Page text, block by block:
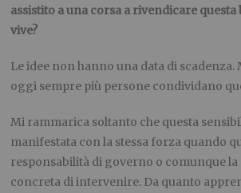
assistito a una corsa a rivendicare questa
vive?
Le idee non hanno una data di scadenza.
oggi sempre più persone condividano
Mi rammarica soltanto che questa
manifestata con la stessa forza quando
responsabilità di governo o comunque la
concreta di intervenire. Da quanto